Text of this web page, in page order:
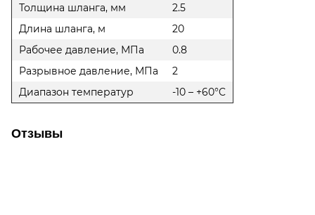
Толщина шланга, мм
2.5
Длина шланга, м
20
Рабочее давление, МПа
0.8
Разрывное давление, МПа
2
Диапазон температур
-10 – +60°C
Отзывы